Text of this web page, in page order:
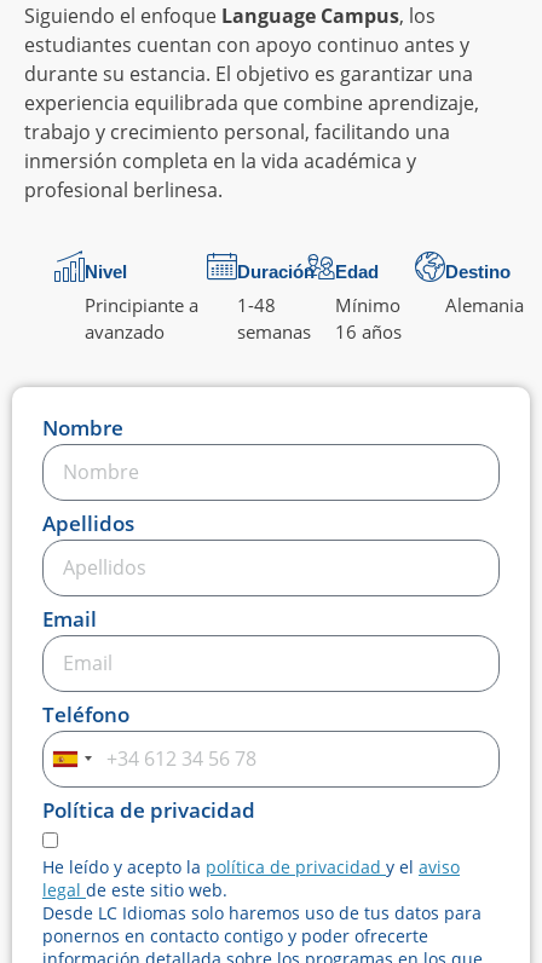
Siguiendo el enfoque Language Campus, los
estudiantes cuentan con apoyo continuo antes y
durante su estancia. El objetivo es garantizar una
experiencia equilibrada que combine aprendizaje,
trabajo y crecimiento personal, facilitando una
inmersión completa en la vida académica y
profesional berlinesa.
Nivel
Principiante a
avanzado
Duración
1-48
semanas
Edad
Mínimo
16 años
Destino
Alemania
Nombre
Apellidos
Email
Teléfono
Spain
+34
Política de privacidad
He leído y acepto la política de privacidad y el aviso
legal de este sitio web.
Desde LC Idiomas solo haremos uso de tus datos para
ponernos en contacto contigo y poder ofrecerte